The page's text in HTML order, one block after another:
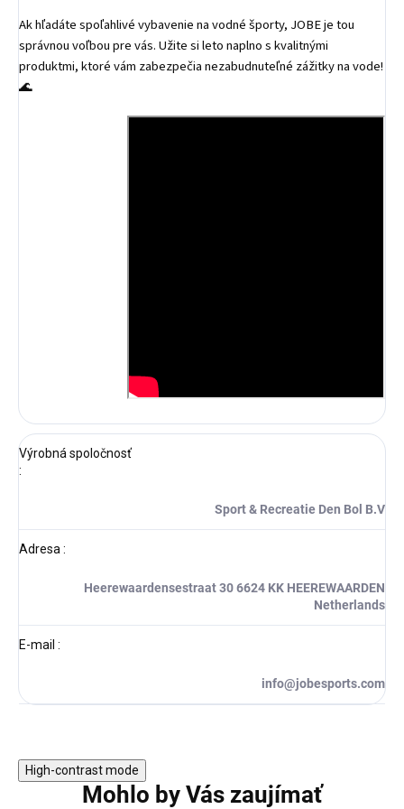
Ak hľadáte spoľahlivé vybavenie na vodné športy, JOBE je tou
správnou voľbou pre vás. Užite si leto naplno s kvalitnými
produktmi, ktoré vám zabezpečia nezabudnuteľné zážitky na vode!
🌊
Výrobná spoločnosť
:
Sport & Recreatie Den Bol B.V
Adresa:
Heerewaardensestraat 30 6624 KK HEEREWAARDEN
Netherlands
E-mail :
info@jobesports.com
High-contrast mode
Mohlo by Vás zaujímať